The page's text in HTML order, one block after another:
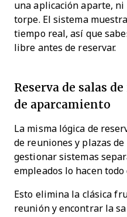
una aplicación aparte,
torpe. El sistema
tiempo real, así que
libre antes de reservar.
Reserva de salas
de aparcamiento
La misma lógica de
de reuniones y plazas
gestionar sistemas
empleados lo hacen
Esto elimina la clásica
reunión y encontrar la